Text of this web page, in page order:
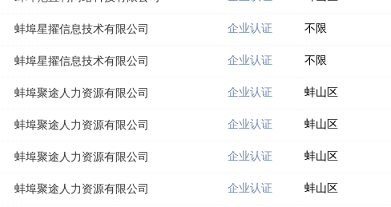
蚌埠星擢信息技术有限公司 企业认证 不限
蚌埠星擢信息技术有限公司 企业认证 不限
蚌埠聚途人力资源有限公司 企业认证 蚌山区
蚌埠聚途人力资源有限公司 企业认证 蚌山区
蚌埠聚途人力资源有限公司 企业认证 蚌山区
蚌埠聚途人力资源有限公司 企业认证 蚌山区